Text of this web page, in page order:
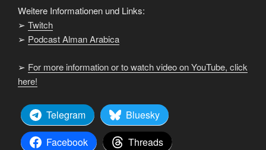
Weitere Informationen und Links:
➢ Twitch
➢ Podcast Alman Arabica
➢ For more information or to watch video on YouTube, click
here!
Telegram
Bluesky
Facebook
Threads